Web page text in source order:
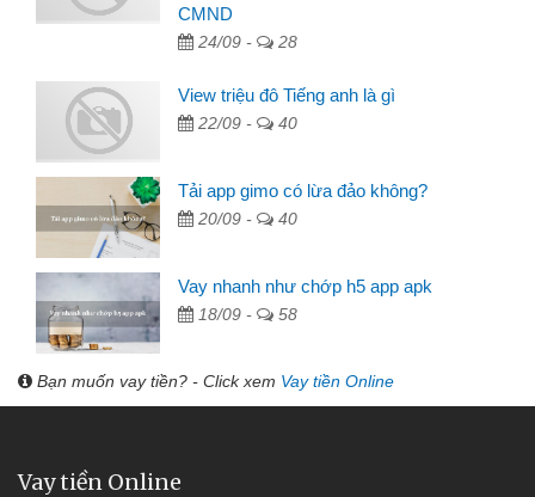
CMND
24/09 - 28
View triệu đô Tiếng anh là gì
22/09 - 40
Tải app gimo có lừa đảo không?
20/09 - 40
Vay nhanh như chớp h5 app apk
18/09 - 58
Bạn muốn vay tiền? - Click xem Vay tiền Online
Vay tiền Online